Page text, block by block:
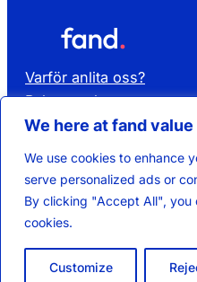
We here at fand
We use cookies to enhance
serve personalized ads or
By clicking "Accept All", you
cookies.
Customize
Varför anlita oss?
Rekrytera kompetens
Hyr kompetens
Kontakta oss
Om Fand